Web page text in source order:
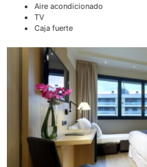
Aire acondicionado
TV
Caja fuerte